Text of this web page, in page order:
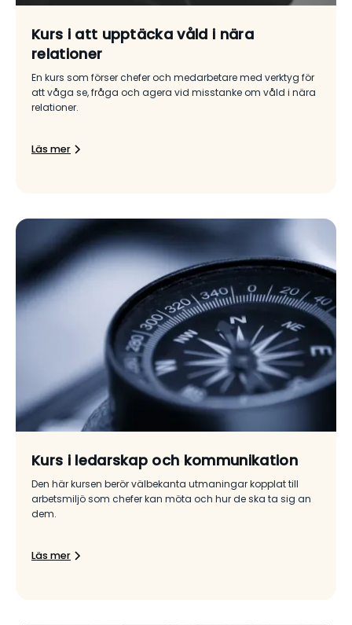
Kurs i att upptäcka våld i nära
relationer
En kurs som förser chefer och medarbetare med verktyg för
att våga se, fråga och agera vid misstanke om våld i nära
relationer.
Läs mer
Kurs i ledarskap och kommunikation
Den här kursen berör välbekanta utmaningar kopplat till
arbetsmiljö som chefer kan möta och hur de ska ta sig an
dem.
Läs mer